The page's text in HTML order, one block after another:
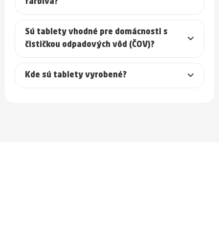
farbivá?
Sú tablety vhodné pre domácnosti s
čističkou odpadových vôd (ČOV)?
Kde sú tablety vyrobené?